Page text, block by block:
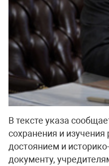
В тексте указа
сохранения и
достоянием и
документу,